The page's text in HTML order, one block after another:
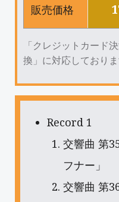
販売価格
「クレジットカード
換」に対応しておりま
Record 1
交響曲 第
フナー」
交響曲 第